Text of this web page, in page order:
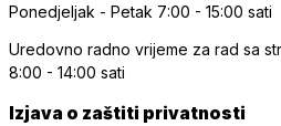
Ponedjeljak - Petak 7:00 - 15:00 sati
Uredovno radno vrijeme za rad sa
8:00 - 14:00 sati
Izjava o zaštiti privatnosti